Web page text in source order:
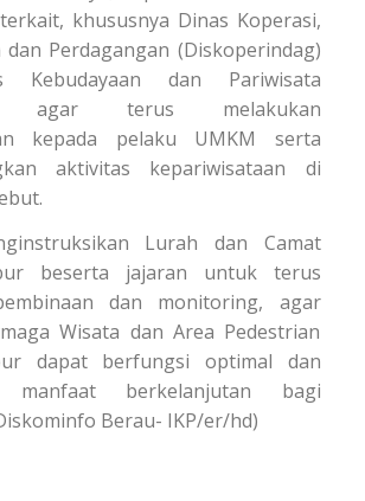
khususnya Dinas Koperasi,
Perdagangan (Diskoperindag)
Kebudayaan dan Pariwisata
agar terus melakukan
kepada pelaku UMKM serta
aktivitas kepariwisataan di
Lurah dan Camat
beserta jajaran untuk terus
dan monitoring, agar
Wisata dan Area Pedestrian
dapat berfungsi optimal dan
manfaat berkelanjutan bagi
Berau- IKP/er/hd)